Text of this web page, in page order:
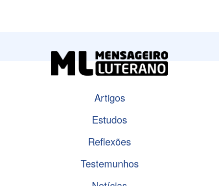
Artigos
Estudos
Reflexões
Testemunhos